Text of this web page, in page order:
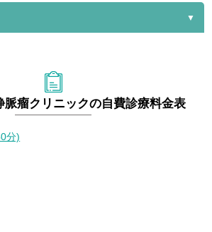
脈瘤クリニックの自費診療料金表
分)